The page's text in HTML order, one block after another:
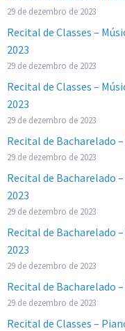
29 de dezembro de 2023
Recital de Classes –
2023
29 de dezembro de 2023
Recital de Classes –
2023
29 de dezembro de 2023
Recital de Bacharelado
29 de dezembro de 2023
Recital de Bacharelado
2023
29 de dezembro de 2023
Recital de Bacharelado
2023
29 de dezembro de 2023
Recital de Bacharelado
29 de dezembro de 2023
Recital de Classes –